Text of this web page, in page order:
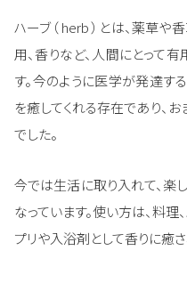
ハーブ（ herb ）とは、薬草や
用、香りなど、人間にとって
す。今のように医学が発達す
を癒してくれる存在であり、
でした。
今では生活に取り入れて、楽
なっています。使い方は、料理
プリや入浴剤として香りに癒